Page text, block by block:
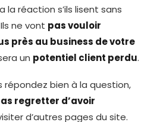
la réaction s’ils lisent sans
ne vont pas vouloir
près au business de votre
un potentiel client perdu.
répondez bien à la question,
regretter d’avoir
d’autres pages du site.